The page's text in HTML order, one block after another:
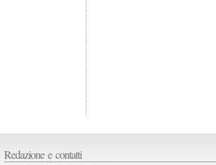
Redazione e contatti